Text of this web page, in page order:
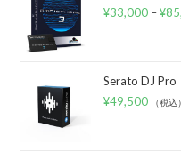
¥33,000 –¥
Serato DJ Pro
¥49,500 （税込）